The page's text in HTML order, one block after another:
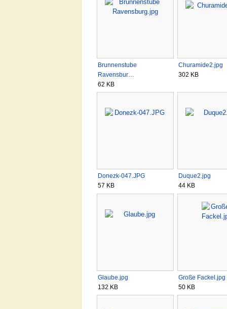
Brunnenstube
Ravensbur…
62 KB
Churamide2.jpg
302 KB
Donezk-047.JPG
57 KB
Duque2.jpg
44 KB
Glaube.jpg
132 KB
Große Fackel.jpg
50 KB